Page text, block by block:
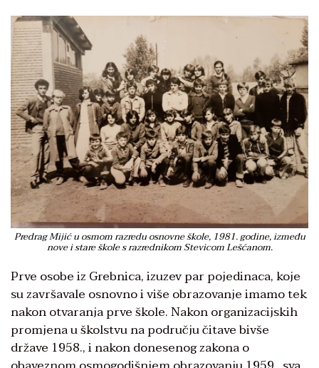
Predrag Mijić u osmom razredu osnovne škole, 1981. godine, između
nove i stare škole s razrednikom Stevicom Lešćanom.
Prve osobe iz Grebnica, izuzev par pojedinaca, koje
su završavale osnovno i više obrazovanje imamo tek
nakon otvaranja prve škole. Nakon organizacijskih
promjena u školstvu na području čitave bivše
države 1958., i nakon donesenog zakona o